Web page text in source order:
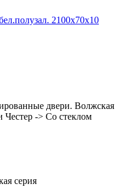
2100х70х10
двери. Волжская
-> Со стеклом
серия